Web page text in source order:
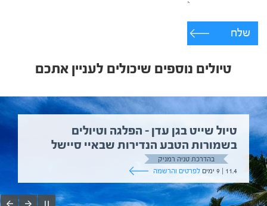
שלח
טיולים נוספים שיכולים לעניין אתכם
טיול שייט בגן עדן – הפלגה וטיולים
בשמורות הטבע הנדירות שבאיי סיישל
בהדרכת טניה רמניק
11.4 | 9 ימים
לפרטים והרשמה